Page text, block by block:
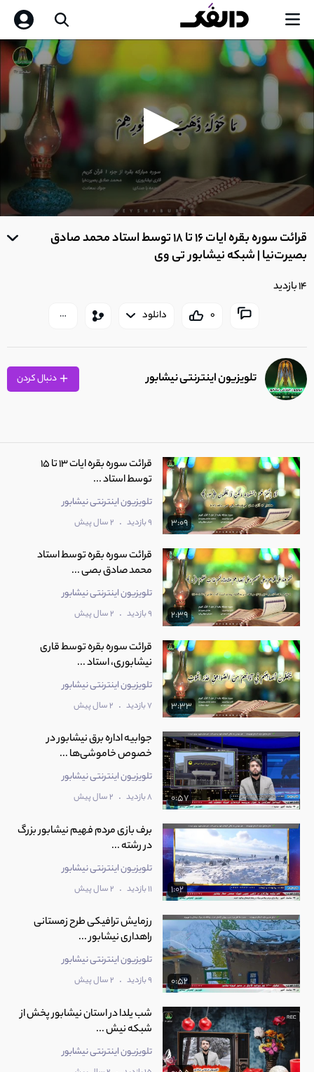
0
of
قرائت سوره بقره ایات 16 تا 18 توسط استاد محمد صادق
بصیرت‌نیا | شبکه نیشابور تی وی
14 بازدید
0 دانلود
تلویزیون اینترنتی نیشابور
3:09
قرائت سوره بقره ایات 13 تا 15
توسط استاد ...
تلویزیون اینترنتی نیشابور
9 بازدید . 2 سال پیش
2:39
قرائت سوره بقره توسط استاد
محمد صادق بصی ...
تلویزیون اینترنتی نیشابور
9 بازدید . 2 سال پیش
3:33
قرائت سوره بقره توسط قاری
نیشابوری، استاد ...
تلویزیون اینترنتی نیشابور
7 بازدید . 2 سال پیش
0:57
جوابیه اداره برق نیشابور در
خصوص خاموشی‌ها ...
تلویزیون اینترنتی نیشابور
8 بازدید . 2 سال پیش
1:02
برف بازی مردم فهیم نیشابور بزرگ
در رشته‌ ...
تلویزیون اینترنتی نیشابور
11 بازدید . 2 سال پیش
0:52
رزمایش ترافیکی طرح زمستانی
راهداری نیشابور ...
تلویزیون اینترنتی نیشابور
9 بازدید . 2 سال پیش
شب یلدا در استان نیشابور پخش از
شبکه نیش ...
تلویزیون اینترنتی نیشابور